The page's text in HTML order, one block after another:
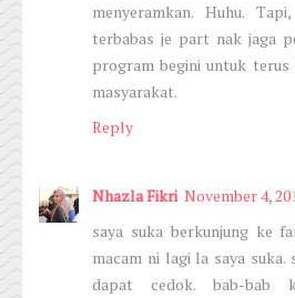
menyeramkan. Huhu.
terbabas je part nak jaga
program begini untuk terus
masyarakat.
Reply
Nhazla Fikri November 4,
saya suka berkunjung ke
macam ni lagi la saya suka.
dapat cedok. bab-bab